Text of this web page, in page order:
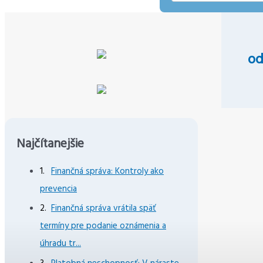
Najčítanejšie
Finančná správa: Kontroly ako
prevencia
Finančná správa vrátila späť
termíny pre podanie oznámenia a
úhradu tr...